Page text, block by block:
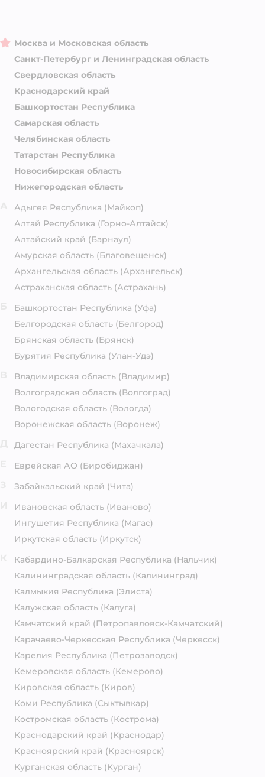
Москва и Московская область
Санкт-Петербург и Ленинградская область
Свердловская область
Краснодарский край
Башкортостан Республика
Самарская область
Челябинская область
Татарстан Республика
Новосибирская область
Нижегородская область
Адыгея Республика (Майкоп)
Алтай Республика (Горно-Алтайск)
Алтайский край (Барнаул)
Амурская область (Благовещенск)
Архангельская область (Архангельск)
Астраханская область (Астрахань)
Башкортостан Республика (Уфа)
Белгородская область (Белгород)
Брянская область (Брянск)
Бурятия Республика (Улан-Удэ)
Владимирская область (Владимир)
Волгоградская область (Волгоград)
Вологодская область (Вологда)
Воронежская область (Воронеж)
Дагестан Республика (Махачкала)
Еврейская АО (Биробиджан)
Забайкальский край (Чита)
Ивановская область (Иваново)
Ингушетия Республика (Магас)
Иркутская область (Иркутск)
Кабардино-Балкарская Республика (Нальчик)
Калининградская область (Калининград)
Калмыкия Республика (Элиста)
Калужская область (Калуга)
Камчатский край (Петропавловск-Камчатский)
Карачаево-Черкесская Республика (Черкесск)
Карелия Республика (Петрозаводск)
Кемеровская область (Кемерово)
Кировская область (Киров)
Коми Республика (Сыктывкар)
Костромская область (Кострома)
Краснодарский край (Краснодар)
Красноярский край (Красноярск)
Курганская область (Курган)